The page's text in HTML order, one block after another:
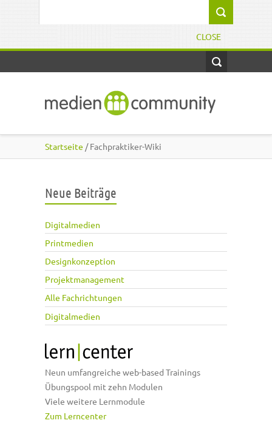
CLOSE
Startseite / Fachpraktiker-Wiki
Neue Beiträge
Digitalmedien
Printmedien
Designkonzeption
Projektmanagement
Alle Fachrichtungen
Digitalmedien
Neun umfangreiche web-based Trainings
Übungspool mit zehn Modulen
Viele weitere Lernmodule
Zum Lerncenter